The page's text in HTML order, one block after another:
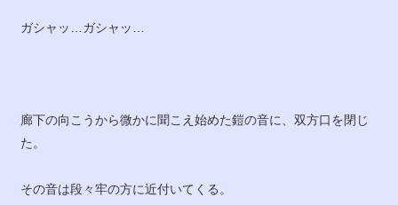
ガシャッ…ガシャッ…
廊下の向こうから微かに聞こえ始めた鎧の音に、双方口を閉じ
た。
その音は段々牢の方に近付いてくる。